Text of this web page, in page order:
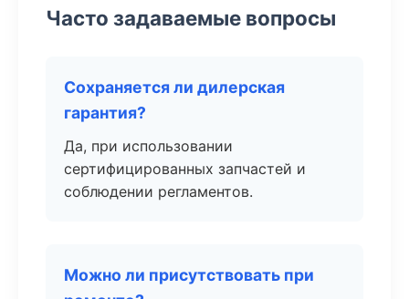
Часто задаваемые вопросы
Сохраняется ли дилерская
гарантия?
Да, при использовании
сертифицированных запчастей и
соблюдении регламентов.
Можно ли присутствовать при